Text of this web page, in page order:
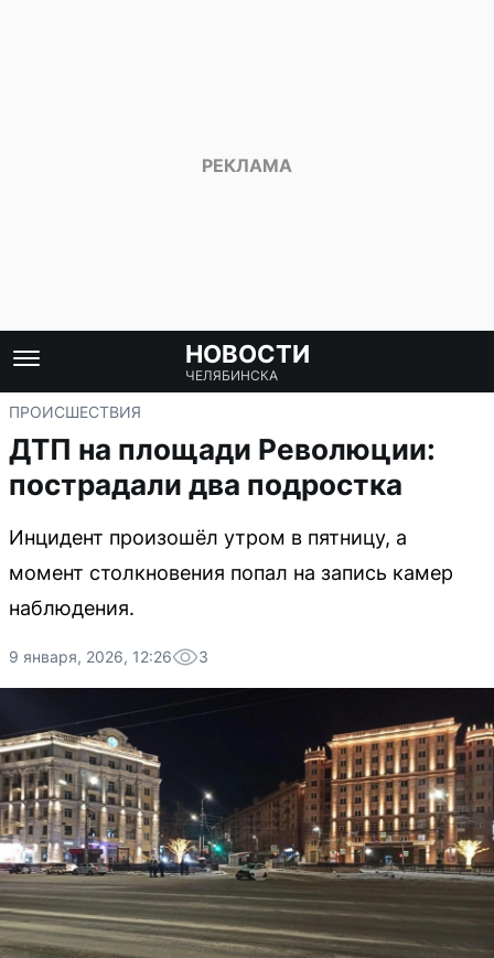
НОВОСТИ
ЧЕЛЯБИНСКА
ПРОИСШЕСТВИЯ
ДТП на площади Революции:
пострадали два подростка
Инцидент произошёл утром в пятницу, а
момент столкновения попал на запись камер
наблюдения.
9 января, 2026, 12:26 3